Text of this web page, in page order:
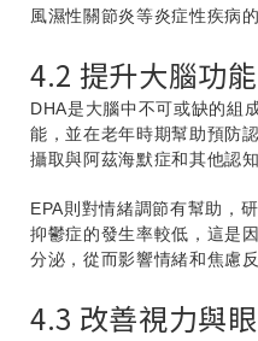
風濕性關節炎等炎症性疾病
4.2 提升大腦功
DHA是大腦中不可或缺的組
能，並在老年時期幫助預防
攝取與阿茲海默症和其他認
EPA則對情緒調節有幫助，
抑鬱症的發生率較低，這是
分泌，從而影響情緒和焦慮反
4.3 改善視力與